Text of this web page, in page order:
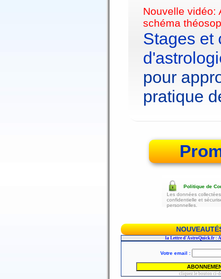
Nouvelle vidéo:
schéma
Stages et
pour
pratique
Politique de
Les données
confidentielle et
personnelles.